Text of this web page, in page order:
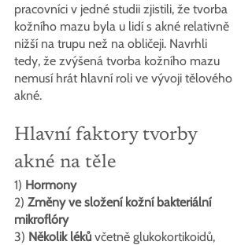
pracovníci v jedné studii zjistili, že tvorba
kožního mazu byla u lidí s akné relativně
nižší na trupu než na obličeji. Navrhli
tedy, že zvýšená tvorba kožního mazu
nemusí hrát hlavní roli ve vývoji tělového
akné.
Hlavní faktory tvorby
akné na těle
1) Hormony
2) Změny ve složení kožní bakteriální
mikroflóry
3) Několik léků včetně glukokortikoidů,